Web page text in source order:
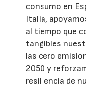
consumo en
Italia,
al tiempo que
tangibles
las cero
2050 y
resiliencia de